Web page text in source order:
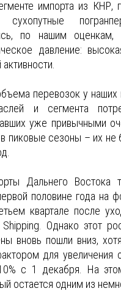
импорта из КНР,
сухопутные
по нашим оценкам,
давление:
перевозок у наших
и сегмента
уже привычными
пиковые сезоны – их не
Дальнего Востока
половине года на
квартале после
Однако этот
вновь пошли вниз,
для
с 1 декабря. На
остается одним из